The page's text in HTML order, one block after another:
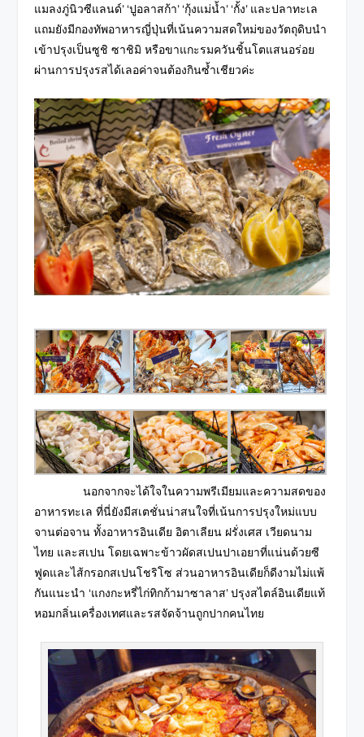
แมลงภู่นิวซีแลนด์’ ‘ปูอลาสก้า’ ‘กุ้งแม่น้ำ’ ‘กั้ง’ และปลาทะเล
แถมยังมีกองทัพอาหารญี่ปุ่นที่เน้นความสดใหม่ของวัตถุดิบนำ
เข้าปรุงเป็นซูชิ ซาชิมิ หรือขาแกะรมควันชิ้นโตแสนอร่อย
ผ่านการปรุงรสได้เลอค่าจนต้องกินซ้ำเชียวค่ะ
นอกจากจะได้ใจในความพรีเมียมและความสดของ
อาหารทะเล ที่นี่ยังมีสเตชั่นน่าสนใจที่เน้นการปรุงใหม่แบบ
จานต่อจาน ทั้งอาหารอินเดีย อิตาเลียน ฝรั่งเศส เวียดนาม
ไทย และสเปน โดยเฉพาะข้าวผัดสเปนปาเอยาที่แน่นด้วยซี
ฟูดและไส้กรอกสเปนโชริโซ ส่วนอาหารอินเดียก็ดีงามไม่แพ้
กันแนะนำ ‘แกงกะหรี่ไก่ทิกก้ามาซาลาส’ ปรุงสไตล์อินเดียแท้
หอมกลิ่นเครื่องเทศและรสจัดจ้านถูกปากคนไทย